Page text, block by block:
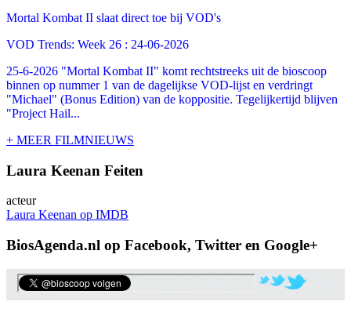
Mortal Kombat II slaat direct toe bij VOD's
VOD Trends: Week 26 : 24-06-2026
25-6-2026 "Mortal Kombat II" komt rechtstreeks uit de bioscoop
binnen op nummer 1 van de dagelijkse VOD-lijst en verdringt
"Michael" (Bonus Edition) van de koppositie. Tegelijkertijd blijven
"Project Hail...
+ MEER FILMNIEUWS
Laura Keenan Feiten
acteur
Laura Keenan op IMDB
BiosAgenda.nl op Facebook, Twitter en Google+